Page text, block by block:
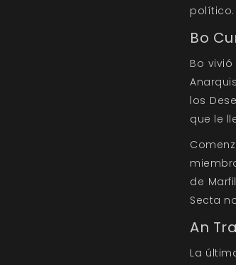
político.
Bo
Bo
los
que le
de
Secta
An
La